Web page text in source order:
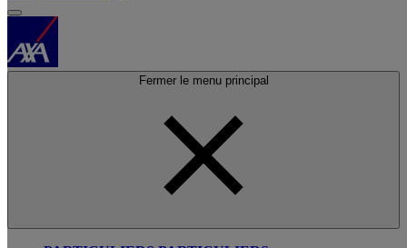
Fermer le menu principal